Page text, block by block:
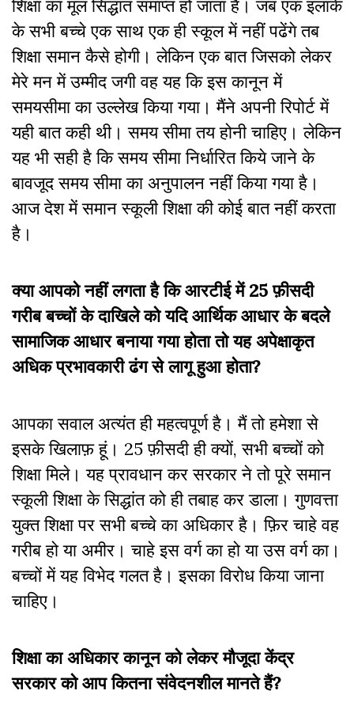
शिक्षा का मूल सिद्धांत समाप्त हो जाता है। जब एक इलाके
के सभी बच्चे एक साथ एक ही स्कूल में नहीं पढेंगे तब
शिक्षा समान कैसे होगी। लेकिन एक बात जिसको लेकर
मेरे मन में उम्मीद जगी वह यह कि इस कानून में
समयसीमा का उल्लेख किया गया। मैंने अपनी रिपोर्ट में
यही बात कही थी। समय सीमा तय होनी चाहिए। लेकिन
यह भी सही है कि समय सीमा निर्धारित किये जाने के
बावजूद समय सीमा का अनुपालन नहीं किया गया है।
आज देश में समान स्कूली शिक्षा की कोई बात नहीं करता
है।
क्या आपको नहीं लगता है कि आरटीई में25फ़ीसदी
गरीब बच्चों के दाखिले को यदि आर्थिक आधार के बदले
सामाजिक आधार बनाया गया होता तो यह अपेक्षाकृत
अधिक प्रभावकारी ढंग से लागू हुआ होता?
आपका सवाल अत्यंत ही महत्वपूर्ण है। मैं तो हमेशा से
इसके खिलाफ़ हूं। 25 फ़ीसदी ही क्यों, सभी बच्चों को
शिक्षा मिले। यह प्रावधान कर सरकार ने तो पूरे समान
स्कूली शिक्षा के सिद्धांत को ही तबाह कर डाला। गुणवत्ता
युक्त शिक्षा पर सभी बच्चे का अधिकार है। फ़िर चाहे वह
गरीब हो या अमीर। चाहे इस वर्ग का हो या उस वर्ग का।
बच्चों में यह विभेद गलत है। इसका विरोध किया जाना
चाहिए।
शिक्षा का अधिकार कानून को लेकर मौजूदा केंद्र
सरकार को आप कितना संवेदनशील मानते हैं?